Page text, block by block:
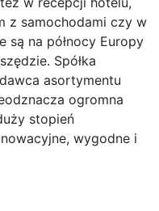
z samochodami czy w
są na północy Europy
Spółka
asortymentu
ogromna
stopień
wygodne i